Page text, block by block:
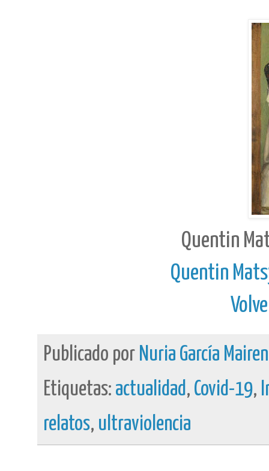
Quentin
Quentin
Publicado por Nuria García
Etiquetas: actualidad , Covid-19,
relatos, ultraviolencia